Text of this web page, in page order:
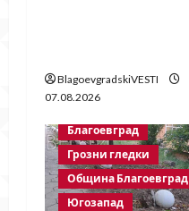
BlagoevgradskiVESTI
07.08.2026
Благоевград
Грозни гледки
Община Благоевград
Югозапад